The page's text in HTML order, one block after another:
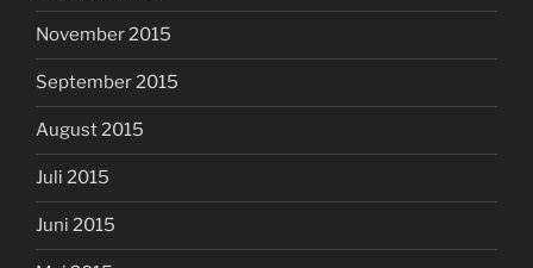
November 2015
September 2015
August 2015
Juli 2015
Juni 2015